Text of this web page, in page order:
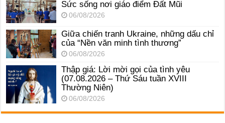
Sức sống nơi giáo điểm Đất Mũi
06/08/2026
Giữa chiến tranh Ukraine, những dấu chỉ
của “Nền văn minh tình thương”
06/08/2026
Thập giá: Lời mời gọi của tình yêu
(07.08.2026 – Thứ Sáu tuần XVIII
Thường Niên)
06/08/2026